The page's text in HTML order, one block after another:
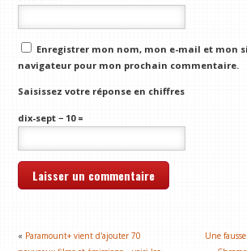
Enregistrer mon nom, mon e-mail et mon
navigateur pour mon prochain commentaire.
Saisissez votre réponse en chiffres
dix-sept − 10 =
« Paramount+ vient d'ajouter 70
Une